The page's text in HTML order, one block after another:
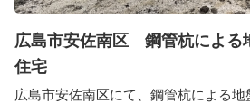
広島市安佐南区 鋼管杭によ
住宅
広島市安佐南区にて、鋼管杭による